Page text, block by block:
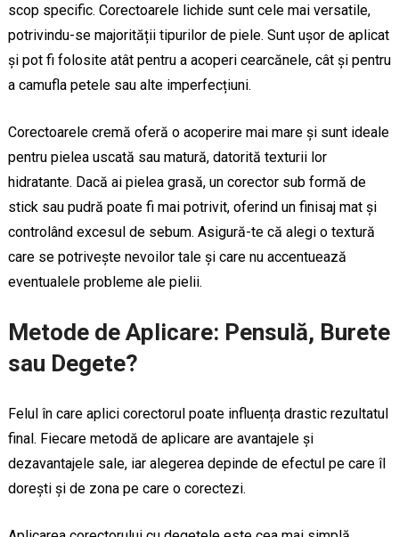
scop specific. Corectoarele lichide sunt cele mai versatile,
potrivindu-se majorității tipurilor de piele. Sunt ușor de aplicat
și pot fi folosite atât pentru a acoperi cearcănele, cât și pentru
a camufla petele sau alte imperfecțiuni.
Corectoarele cremă oferă o acoperire mai mare și sunt ideale
pentru pielea uscată sau matură, datorită texturii lor
hidratante. Dacă ai pielea grasă, un corector sub formă de
stick sau pudră poate fi mai potrivit, oferind un finisaj mat și
controlând excesul de sebum. Asigură-te că alegi o textură
care se potrivește nevoilor tale și care nu accentuează
eventualele probleme ale pielii.
Metode de Aplicare: Pensulă, Burete
sau Degete?
Felul în care aplici corectorul poate influența drastic rezultatul
final. Fiecare metodă de aplicare are avantajele și
dezavantajele sale, iar alegerea depinde de efectul pe care îl
dorești și de zona pe care o corectezi.